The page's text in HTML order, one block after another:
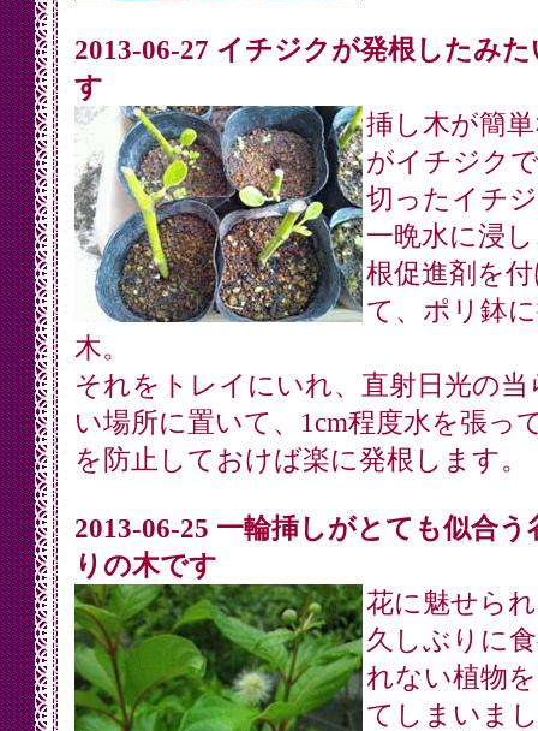
2013-06-27 イチジクが発根したみ
す
挿し木が簡
がイチジク
切ったイチ
一晩水に浸
根促進剤を
て、ポリ鉢
木。
それをトレイにいれ、直射日光の当
い場所に置いて、1cm程度水を張っ
を防止しておけば楽に発根します。
2013-06-25 一輪挿しがとても似合う
りの木です
花に魅せら
久しぶりに
れない植物
てしまいま